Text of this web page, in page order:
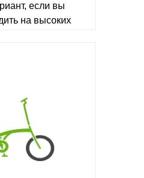
если вы
на высоких